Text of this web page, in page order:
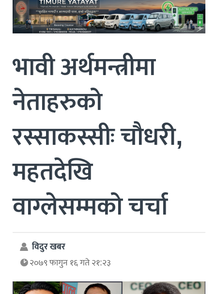
भावी अर्थमन्त्रीमा
नेताहरुको
रस्साकस्सीः चौधरी,
महतदेखि
वाग्लेसम्मको चर्चा
विदुर खबर
२०७९ फागुन १६ गते २१:२३